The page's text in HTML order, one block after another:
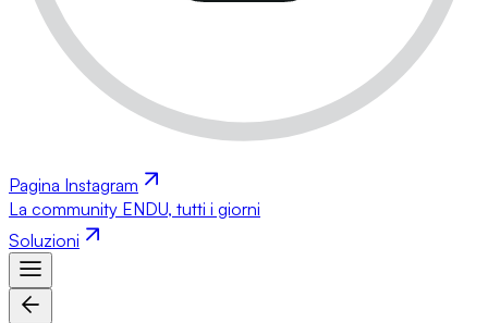
Pagina Instagram
La community ENDU, tutti i giorni
Soluzioni